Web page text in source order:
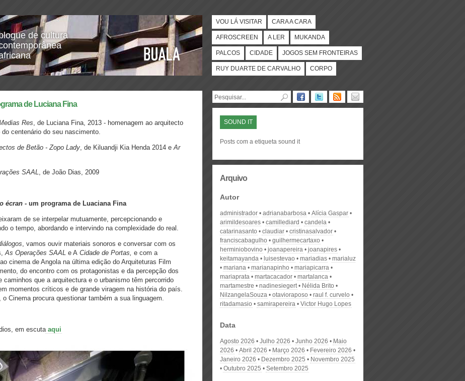
de cultura
VOU LÁ VISITAR CARA A CARA
AFROSCREEN A LER MUKANDA
PALCOS CIDADE JOGOS SEM FRONTEIRAS
RUY DUARTE DE CARVALHO CORPO
de Luciana Fina
Res, de Luciana Fina, 2013 - homenagem ao arquitecto
do centenário do seu nascimento.
de Betão - Zopo Lady, de Kiluandji Kia Henda 2014 eAr
SAAL, de João Dias, 2009
écran - um programa de Luaciana Fina
de se interpelar mutuamente, percepcionando e
o tempo, abordando e intervindo na complexidade do real.
, vamos ouvir materiais sonoros e conversar com os
As Operações SAAL e A Cidade de Portas, e com a
cinema de Angola na última edição do Arquiteturas Film
do encontro com os protagonistas e da percepção dos
que a arquitectura e o urbanismo têm percorrido
momentos críticos e de grande viragem na história do país.
Cinema procura questionar também a sua linguagem.
em escutaaqui
SOUND IT
Posts com a etiqueta sound it
Arquivo
Autor
administrador adrianabarbosa
Alícia Gaspar
arimildesoares
camillediard
candela
catarinasanto
claudiar
cristinasalvador
franciscabagulho
guilhermecartaxo
herminiobovino
joanapereira
joanapires
keitamayanda
luisestevao mariadias
marialuz
mariana
marianapinho
mariapicarra
mariaprata
martacacador
martalanca
martamestre
nadinesiegert
Nélida Brito
NilzangelaSouza
otavioraposo
raul f. curvelo
ritadamasio
samirapereira Victor Hugo Lopes
Data
Agosto 2026 Julho 2026 Junho 2026
Maio
2026
Abril 2026 Março 2026
Fevereiro 2026
Janeiro 2026
Dezembro 2025
Novembro 2025
Outubro 2025
Setembro 2025